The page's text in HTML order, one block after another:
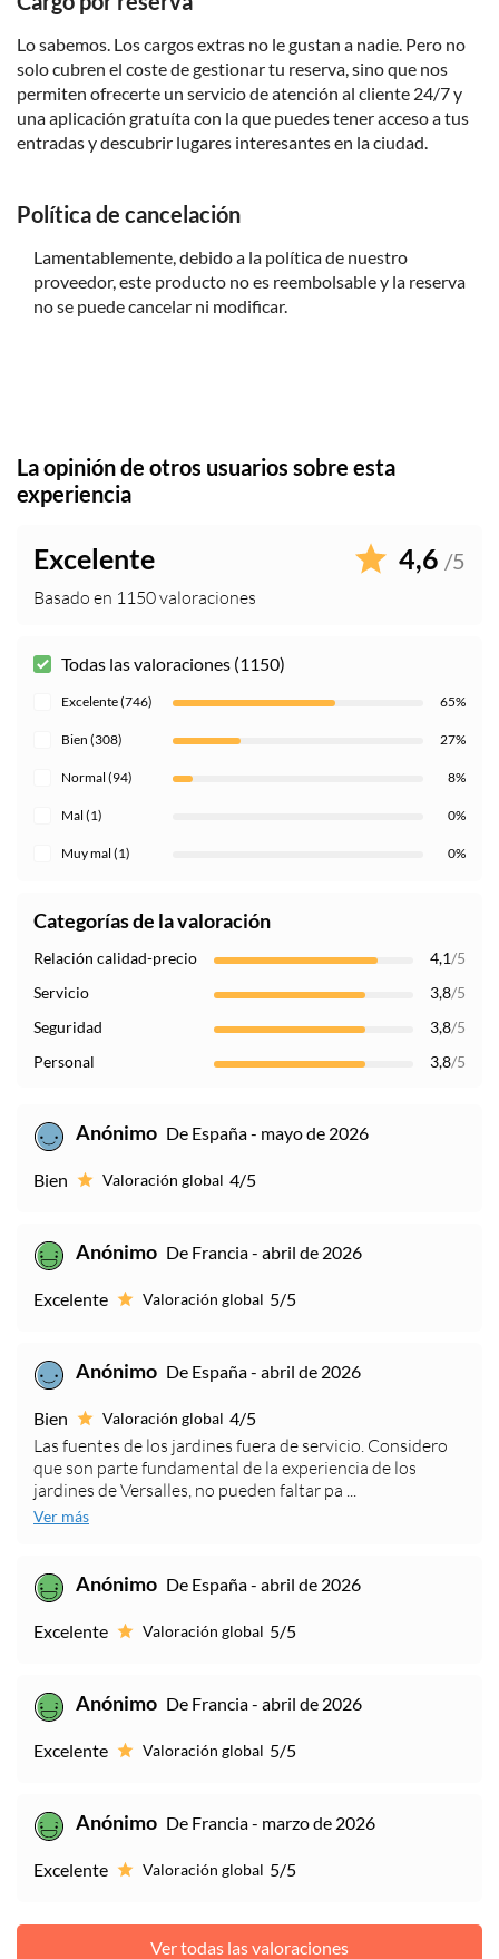
domingo de cada mes de noviembre a marzo y durante
las Jornadas Europeas del Patrimonio (el tercer fin de
semana de septiembre)
Ambos monumentos permanecerán cerrados el 1 de
mayo y el 25 de diciembre. La Santa Capilla también
permanecerá cerrada el 1 de enero
Lo sabemos. Los cargos extras no le gustan a nadie. Pero no
solo cubren el coste de gestionar tu reserva, sino que nos
permiten ofrecerte un servicio de atención al cliente 24/7 y
una aplicación gratuíta con la que puedes tener acceso a tus
entradas y descubrir lugares interesantes en la ciudad.
Política de cancelación
Lamentablemente, debido a la política de nuestro
proveedor, este producto no es reembolsable y la reserva
no se puede cancelar ni modificar.
La opinión de otros usuarios sobre esta
experiencia
Excelente 4,6 /5
Basado en 1150 valoraciones
Todas las valoraciones (1150)
Excelente (746) 65%
Bien (308) 27%
Normal (94) 8%
Mal (1) 0%
Muy mal (1) 0%
Categorías de la valoración
Relación calidad-precio 4,1/5
Servicio
3,8/5
Seguridad
3,8/5
Personal
3,8/5
Anónimo De España - mayo de 2026
Bien Valoración global 4/5
Anónimo De Francia - abril de 2026
Excelente Valoración global 5/5
Anónimo De España - abril de 2026
Bien Valoración global 4/5
Las fuentes de los jardines fuera de servicio. Considero
que son parte fundamental de la experiencia de los
jardines de Versalles, no pueden faltar pa ...
Ver más
Anónimo De España - abril de 2026
Excelente Valoración global 5/5
Anónimo De Francia - abril de 2026
Excelente Valoración global 5/5
Anónimo De Francia - marzo de 2026
Excelente Valoración global 5/5
Ver todas las valoraciones